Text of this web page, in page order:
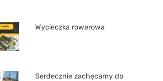
Wycieczka rowerowa
Serdecznie zachęcamy do